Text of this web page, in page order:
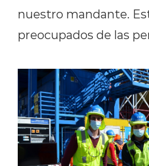
nuestro mandante.
preocupados de las